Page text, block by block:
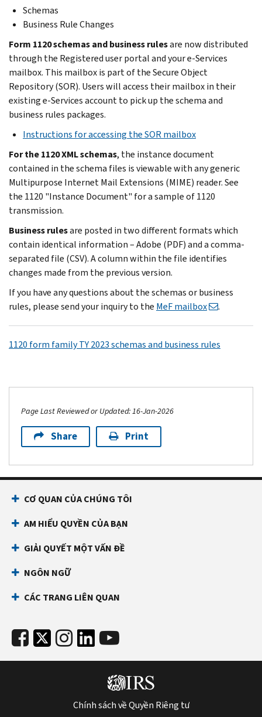
Schemas
Business Rule Changes
Form 1120 schemas and business rulesare now distributed
through the Registered user portal and your e-Services
mailbox. This mailbox is part of the Secure Object
Repository (SOR). Users will access their mailbox in their
existing e-Services account to pick up the schema and
business rules packages.
Instructions for accessing the SOR mailbox
For the 1120 XML schemas, the instance document
contained in the schema files is viewable with any generic
Multipurpose Internet Mail Extensions (MIME) reader. See
the 1120 "Instance Document" for a sample of 1120
transmission.
Business rulesare posted in two different formats which
contain identical information – Adobe (PDF) and a comma-
separated file (CSV). A column within the file identifies
changes made from the previous version.
If you have any questions about the schemas or business
rules, please send your inquiry to the MeF mailbox .
1120 form family TY 2023 schemas and business rules
Page Last Reviewed or Updated: 16-Jan-2026
Share Print
CƠ QUAN CỦA CHÚNG TÔI
AM HIỂU QUYỀN CỦA BẠN
GIẢI QUYẾT MỘT VẤN ĐỀ
NGÔN NGỮ
CÁC TRANG LIÊN QUAN
Chính sách về Quyền Riêng tư